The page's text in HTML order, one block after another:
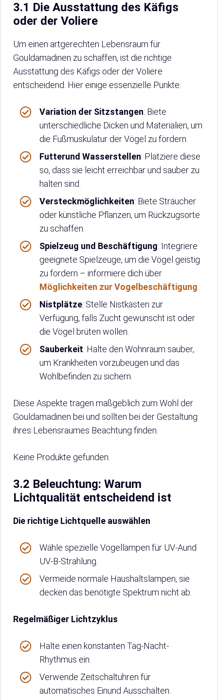
3.1 Die Ausstattung des Käfigs
oder der Voliere
Um einen artgerechten Lebensraum für
Gouldamadinen zu schaffen, ist die richtige
Ausstattung des Käfigs oder der Voliere
entscheidend. Hier einige essenzielle Punkte:
Variation der Sitzstangen: Biete
unterschiedliche Dicken und Materialien, um
die Fußmuskulatur der Vögel zu fördern.
Futterund Wasserstellen: Platziere diese
so, dass sie leicht erreichbar und sauber zu
halten sind.
Versteckmöglichkeiten: Biete Sträucher
oder künstliche Pflanzen, um Rückzugsorte
zu schaffen.
Spielzeug und Beschäftigung: Integriere
geeignete Spielzeuge, um die Vögel geistig
zu fordern – informiere dich über
Möglichkeiten zur Vogelbeschäftigung
Nistplätze: Stelle Nistkästen zur
Verfügung, falls Zucht gewünscht ist oder
die Vögel brüten wollen.
Sauberkeit: Halte den Wohnraum sauber,
um Krankheiten vorzubeugen und das
Wohlbefinden zu sichern.
Diese Aspekte tragen maßgeblich zum Wohl der
Gouldamadinen bei und sollten bei der Gestaltung
ihres Lebensraumes Beachtung finden.
Keine Produkte gefunden.
3.2 Beleuchtung: Warum
Lichtqualität entscheidend ist
Die richtige Lichtquelle auswählen
Wähle spezielle Vogellampen für UV-Aund
UV-B-Strahlung.
Vermeide normale Haushaltslampen, sie
decken das benötigte Spektrum nicht ab.
Regelmäßiger Lichtzyklus
Halte einen konstanten Tag-Nacht-
Rhythmus ein.
Verwende Zeitschaltuhren für
automatisches Einund Ausschalten.